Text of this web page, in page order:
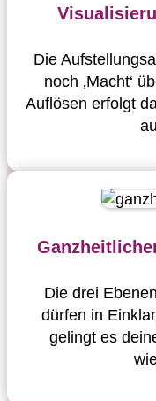
Die
noch ‚Macht‘
Auflösen erfolgt
Die drei
dürfen in
gelingt es